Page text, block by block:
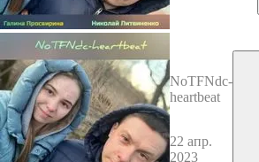
NoTFNdc-
heartbeat
22 апр.
2023